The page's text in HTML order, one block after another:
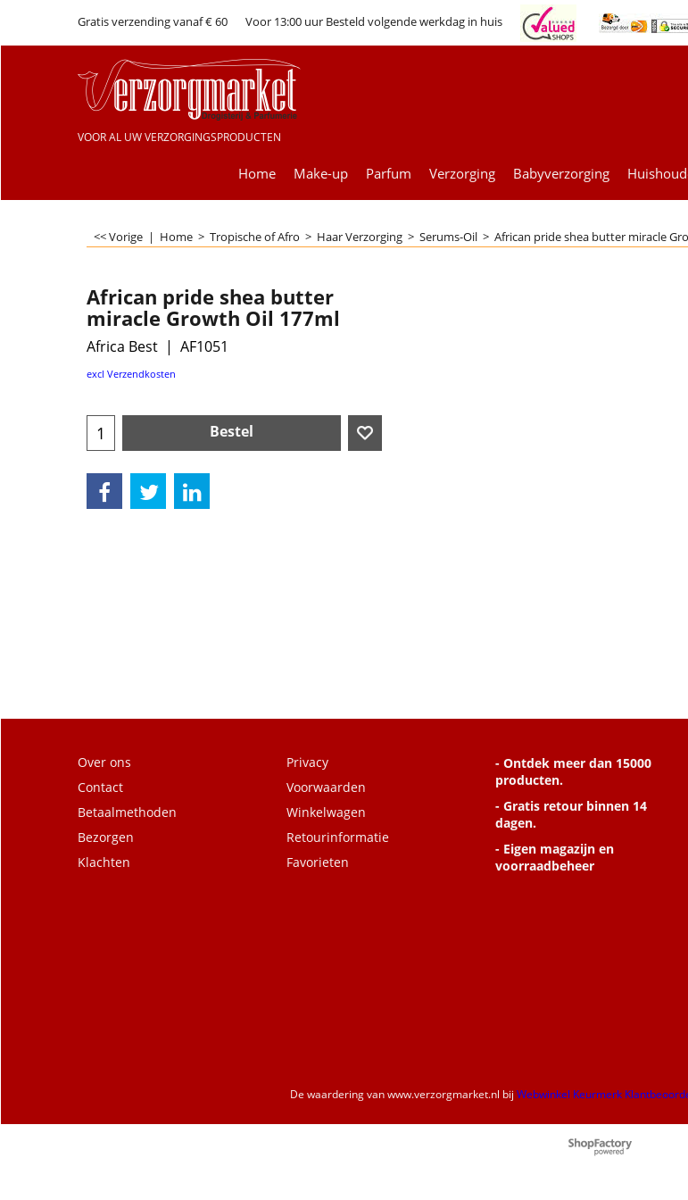
Gratis verzending vanaf € 60 Voor 13:00 uur Besteld volgende werkdag in huis
VOOR AL UW VERZORGINGSPRODUCTEN
Home Make-up Parfum Verzorging Babyverzorging
<< Vorige | Home > Tropische of Afro > Haar Verzorging > Serums-Oil > African pride shea butter miracle
African pride shea butter
miracle Growth Oil 177ml
Africa Best AF1051
€7.99
Bestel
Over ons
Contact
Betaalmethoden
Bezorgen
Klachten
Privacy
Voorwaarden
Winkelwagen
Retourinformatie
Favorieten
- Ontdek meer dan 15000
producten.
- Gratis retour binnen 14
dagen.
- Eigen magazijn en
voorraadbeheer
De waardering vanwww.verzorgmarket.nl bij Webwinkel Keurmerk
Webwinkel gemaakt met
ShopFactory webwinkel